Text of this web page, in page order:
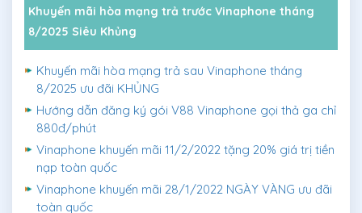
Khuyến mãi hòa mạng trả trước Vinaphone tháng
8/2025 Siêu Khủng
Khuyến mãi hòa mạng trả sau Vinaphone tháng
8/2025 ưu đãi KHỦNG
Hướng dẫn đăng ký gói V88 Vinaphone gọi thả ga chỉ
880đ/phút
Vinaphone khuyến mãi 11/2/2022 tặng 20% giá trị tiền
nạp toàn quốc
Vinaphone khuyến mãi 28/1/2022 NGÀY VÀNG ưu đãi
toàn quốc